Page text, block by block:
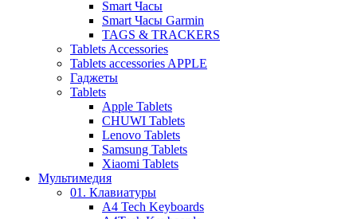
Smart Часы
Smart Часы Garmin
TAGS & TRACKERS
Tablets Accessories
Tablets accessories APPLE
Гаджеты
Tablets
Apple Tablets
CHUWI Tablets
Lenovo Tablets
Samsung Tablets
Xiaomi Tablets
Мультимедия
01. Клавиатуры
A4 Tech Keyboards